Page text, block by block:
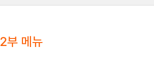
2부 메뉴